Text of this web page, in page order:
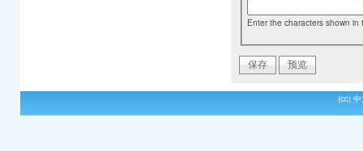
Enter the characters shown in
(cc)中